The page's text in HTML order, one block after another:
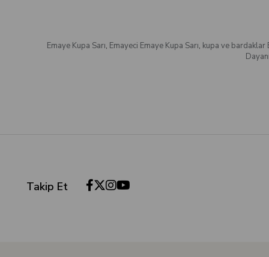
Emaye Kupa Sarı, Emayeci Emaye Kupa Sarı, kupa ve bardaklar
Takip Et